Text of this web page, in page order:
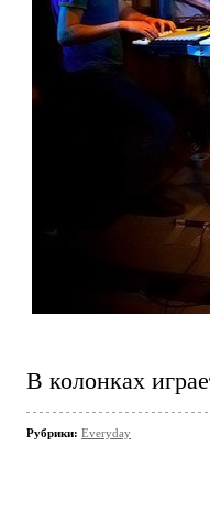
В колонках
Рубрики: Everyday